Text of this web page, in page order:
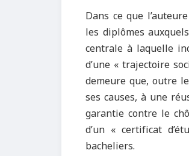
Dans ce que
les diplômes
centrale à laquelle
d’une « trajectoire
demeure que, outre
ses causes, à une
garantie contre le
d’un « certificat
bacheliers.